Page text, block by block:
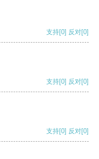
支持[0] 反对[0]
支持[0] 反对[0]
支持[0] 反对[0]